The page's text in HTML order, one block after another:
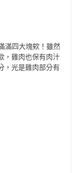
滿四大塊欸！雖然
，雞肉也保有肉汁
，光是雞肉部分有